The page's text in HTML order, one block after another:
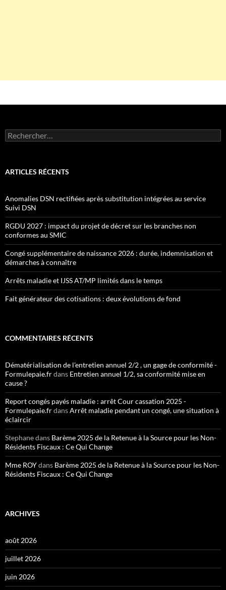
Rechercher :
ARTICLES RÉCENTS
Anomalies DSN rectifiées après substitution intégrées au service
Suivi DSN
RGDU 2027 : impact du projet de décret sur les branches non
conformes au SMIC
Congé supplémentaire de naissance 2026 : durée, indemnisation et
démarches à connaître
Arrêts maladie et IJSS AT/MP limités dans le temps
Fait générateur des cotisations : deux évolutions de fond
COMMENTAIRES RÉCENTS
Dématérialisation de l'entretien annuel 2/2 , un gage de conformité -
Formulepaie.frdans Entretien annuel 1/2, sa conformité mise en
cause ?
Report congés payés maladie : arrêt Cour cassation 2025 -
Formulepaie.frdansArrêt maladie pendant un congé, une situation à
éclaircir
Stephanedans Barème 2025 de la Retenue à la Source pour les Non-
Résidents Fiscaux : Ce Qui Change
Mme ROYdans Barème 2025 de la Retenue à la Source pour les Non-
Résidents Fiscaux : Ce Qui Change
ARCHIVES
août 2026
juillet 2026
juin 2026